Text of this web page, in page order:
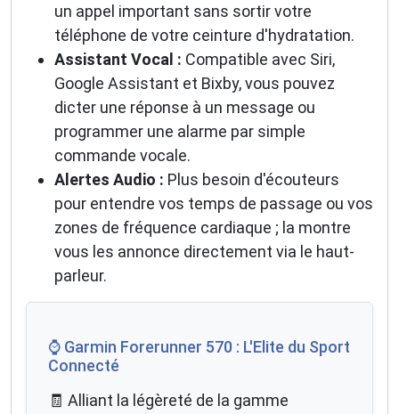
un appel important sans sortir votre
téléphone de votre ceinture d'hydratation.
Assistant Vocal : Compatible avec Siri,
Google Assistant et Bixby, vous pouvez
dicter une réponse à un message ou
programmer une alarme par simple
commande vocale.
Alertes Audio : Plus besoin d'écouteurs
pour entendre vos temps de passage ou vos
zones de fréquence cardiaque ; la montre
vous les annonce directement via le haut-
parleur.
⌚ Garmin Forerunner 570 : L'Elite du Sport
Connecté
🧾 Alliant la légèreté de la gamme